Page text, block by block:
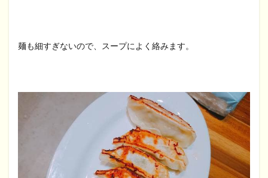
麺も細すぎないので、スープによく絡みます。